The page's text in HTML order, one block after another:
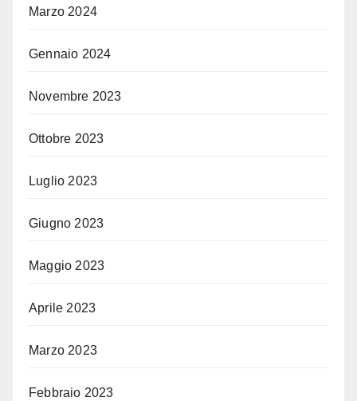
Marzo 2024
Gennaio 2024
Novembre 2023
Ottobre 2023
Luglio 2023
Giugno 2023
Maggio 2023
Aprile 2023
Marzo 2023
Febbraio 2023